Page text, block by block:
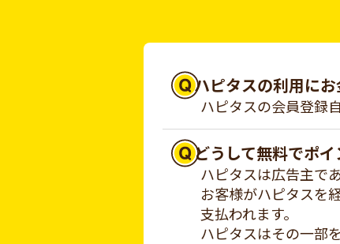
ハピタスの利用に
ハピタスの会員登録
どうして無料でポ
ハピタスは広告主で
お客様がハピタスを
支払われます。
ハピタスはその一部